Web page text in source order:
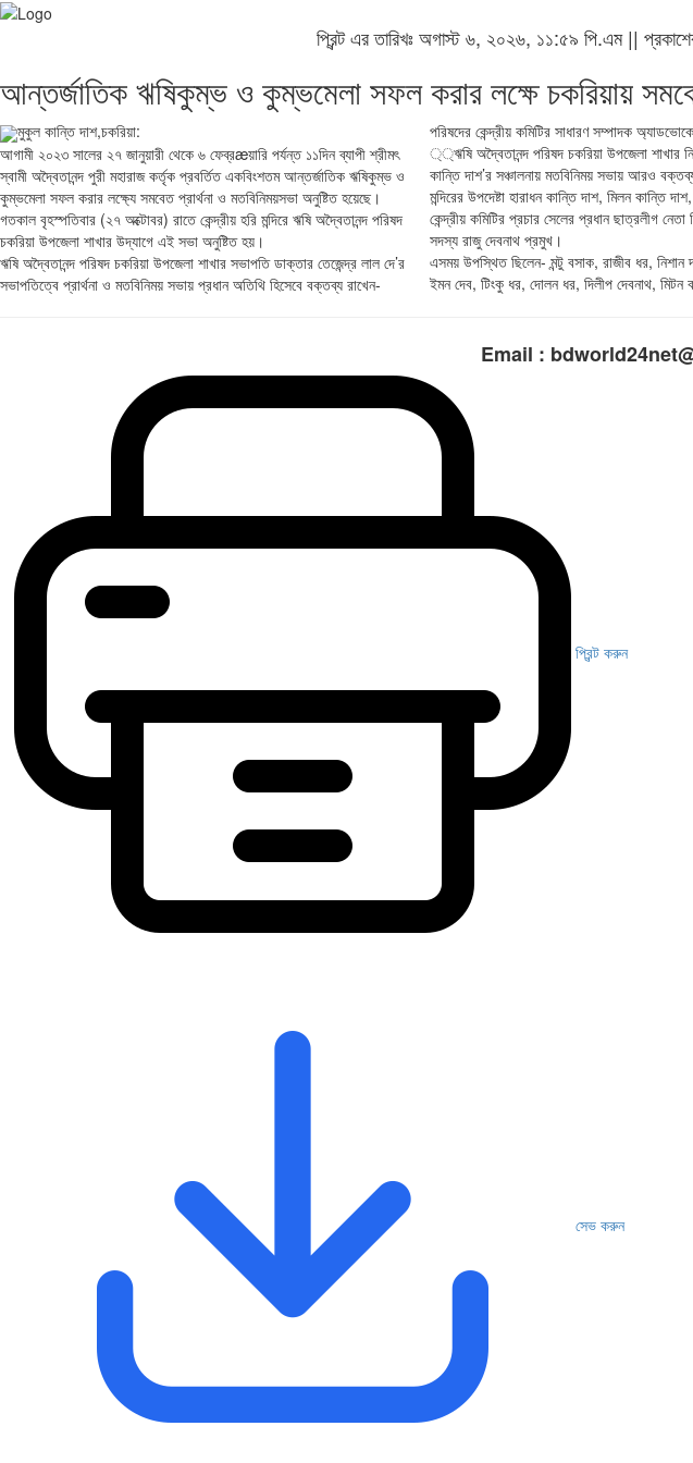
প্রিন্ট এর তারিখঃ অগাস্ট ৬, ২০২৬, ১১:৫৯ পি.এম ||
আন্তর্জাতিক ঋষিকুম্ভ ও কুম্ভমেলা সফল করার লক্ষে চকরিয়ায়
মুকুল কান্তি দাশ,চকরিয়া:
আগামী ২০২৩ সালের ২৭ জানুয়ারী থেকে ৬ ফেব্রæয়ারি পর্যন্ত ১১দিন ব্যাপী শ্রীমৎ
স্বামী অদ্বৈতানন্দ পুরী মহারাজ কর্তৃক প্রবর্তিত একবিংশতম আন্তর্জাতিক ঋষিকুম্ভ ও
কুম্ভমেলা সফল করার লক্ষ্যে সমবেত প্রার্থনা ও মতবিনিময়সভা অনুষ্টিত হয়েছে।
গতকাল বৃহস্পতিবার (২৭ অক্টোবর) রাতে কেন্দ্রীয় হরি মন্দিরে ঋষি অদ্বৈতানন্দ পরিষদ
চকরিয়া উপজেলা শাখার উদ্যাগে এই সভা অনুষ্টিত হয়।
ঋষি অদ্বৈতানন্দ পরিষদ চকরিয়া উপজেলা শাখার সভাপতি ডাক্তার তেজেন্দ্র লাল দে’র
সভাপতিত্বে প্রার্থনা ও মতবিনিময় সভায় প্রধান অতিথি হিসেবে বক্তব্য রাখেন-
পরিষদের কেন্দ্রীয় কমিটির সাধারণ সম্পাদক
্্ঋষি অদ্বৈতানন্দ পরিষদ চকরিয়া উপজেলা শাখার
কান্তি দাশ’র সঞ্চালনায় মতবিনিময় সভায় আরও
মন্দিরের উপদেষ্টা হারাধন কান্তি দাশ, মিলন কান্তি
কেন্দ্রীয় কমিটির প্রচার সেলের প্রধান ছাত্রলীগ
সদস্য রাজু দেবনাথ প্রমুখ।
এসময় উপস্থিত ছিলেন- মন্টু বসাক, রাজীব ধর, নিশান
ইমন দেব, টিংকু ধর, দোলন ধর, দিলীপ দেবনাথ, মিটন
Email :
প্রিন্ট করুন
সেভ করুন